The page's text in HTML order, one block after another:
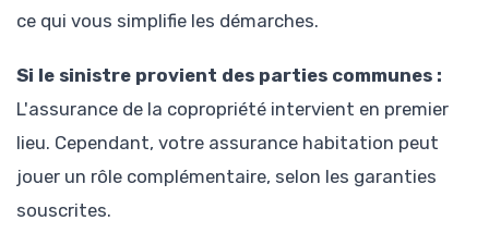
ce qui vous simplifie les démarches.
Si le sinistre provient des parties communes :
L'assurance de la copropriété intervient en premier
lieu. Cependant, votre assurance habitation peut
jouer un rôle complémentaire, selon les garanties
souscrites.